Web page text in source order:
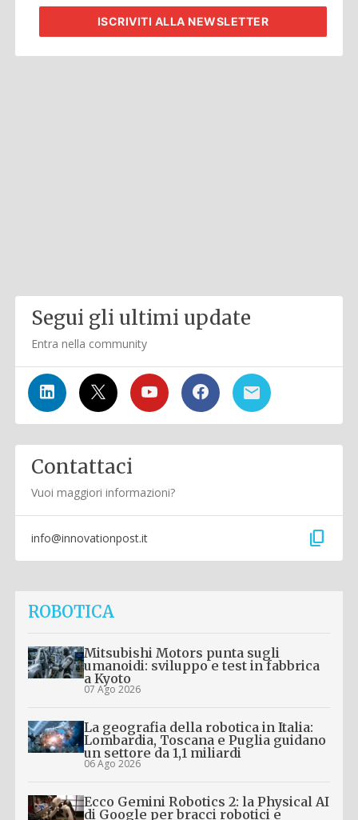
ISCRIVITI ALLA NEWSLETTER
Segui gli ultimi update
Entra nella community
Contattaci
Vuoi maggiori informazioni?
info@innovationpost.it content_copy
ROBOTICA
Mitsubishi Motors punta sugli
umanoidi: sviluppo e test in fabbrica
a Kyoto
07 Ago 2026
La geografia della robotica in Italia:
Lombardia, Toscana e Puglia guidano
un settore da 1,1 miliardi
06 Ago 2026
Ecco Gemini Robotics 2: la Physical AI
di Google per bracci robotici e